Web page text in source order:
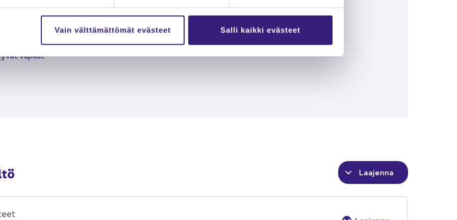
Vain välttämättömät evästeet Salli kaikki evästeet
per­he­va­paat
va­paat
va­paat
Laajenna